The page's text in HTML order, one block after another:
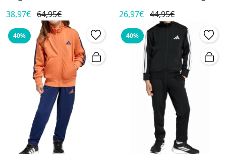
38,97€ 64,95€ 26,97€ 44,95€
40% 40%